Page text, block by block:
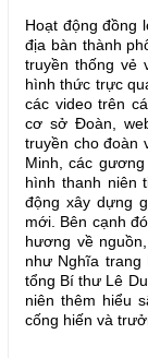
Hoạt động đồng
địa bàn thành
truyền thống vẻ
hình thức trực
các video trên
cơ sở Đoàn,
truyền cho đoàn
Minh, các
hình thanh niên
động xây dựng
mới. Bên cạnh
hương về
như Nghĩa
tổng Bí thư Lê
niên thêm hiểu
cống hiến và